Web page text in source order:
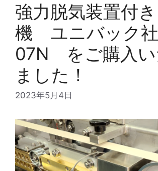
強力脱気装置付
機 ユニバック
07N をご購入い
ました！
2023年5月4日